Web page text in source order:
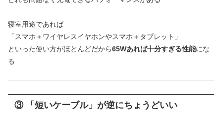
寝室用途であれば
「スマホ＋ワイヤレスイヤホンやスマホ＋タブレット」
といった使い方がほとんどだから65Wあれば十分すぎる性能にな
る
③ 「短いケーブル」が逆にちょうどいい